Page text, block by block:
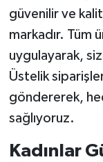
güvenilir ve
markadır. Tüm
uygulayarak,
Üstelik
göndererek,
sağlıyoruz.
Kadınlar